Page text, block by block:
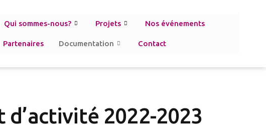
Qui sommes-nous? Projets Nos événements
Partenaires Documentation Contact
d’activité 2022-2023